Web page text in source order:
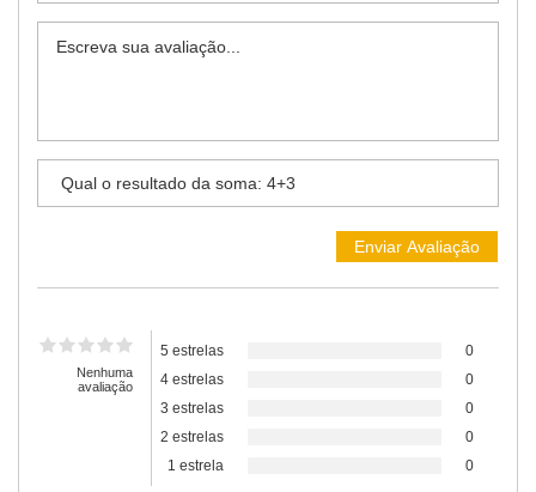
Nenhuma
avaliação
5 estrelas
0
4 estrelas
0
3 estrelas
0
2 estrelas
0
1 estrela
0